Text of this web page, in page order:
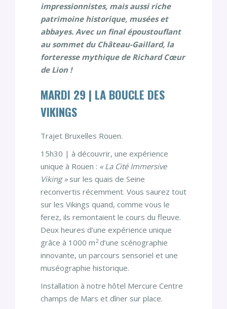
impressionnistes, mais aussi riche
patrimoine historique, musées et
abbayes. Avec un final époustouflant
au sommet du Château-Gaillard, la
forteresse mythique de Richard Cœur
de Lion !
MARDI 29 | LA BOUCLE DES
VIKINGS
Trajet Bruxelles Rouen.
15h30 | à découvrir, une expérience
unique à Rouen : « La Cité Immersive
Viking » sur les quais de Seine
reconvertis récemment. Vous saurez tout
sur les Vikings quand, comme vous le
ferez, ils remontaient le cours du fleuve.
Deux heures d’une expérience unique
grâce à 1000 m2 d’une scénographie
innovante, un parcours sensoriel et une
muséographie historique.
Installation à notre hôtel Mercure Centre
champs de Mars et dîner sur place.